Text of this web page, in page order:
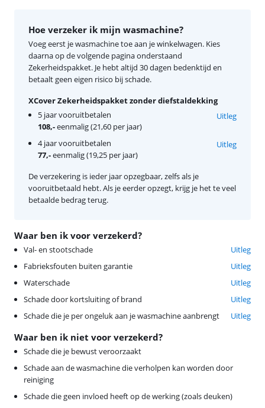
Waar ben ik voor verzekerd?
Val- en stootschade
Uitleg
Fabrieksfouten buiten garantie
Uitleg
Waterschade
Uitleg
Schade door kortsluiting of brand
Uitleg
Schade die je per ongeluk aan je wasmachine aanbrengt
Uitleg
Waar ben ik niet voor verzekerd?
Schade die je bewust veroorzaakt
Schade aan de wasmachine die verholpen kan worden door
reiniging
Schade die geen invloed heeft op de werking (zoals deuken)
Hoe verzeker ik mijn wasmachine?
Voeg eerst je wasmachine toe aan je winkelwagen. Kies
daarna op de volgende pagina onderstaand
Zekerheidspakket. Je hebt altijd 30 dagen bedenktijd en
betaalt geen eigen risico bij schade.
XCover Zekerheidspakket zonder diefstaldekking
5 jaar vooruitbetalen
108,-eenmalig (21,60 per jaar)
Uitleg
4 jaar vooruitbetalen
77,-eenmalig (19,25 per jaar)
Uitleg
De verzekering is ieder jaar opzegbaar, zelfs als je
vooruitbetaald hebt. Als je eerder opzegt, krijg je het te veel
betaalde bedrag terug.